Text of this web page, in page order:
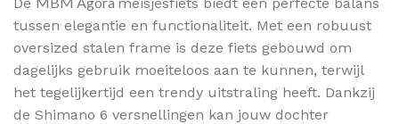
tussen elegantie en functionaliteit. Met een robuust
oversized stalen frame is deze fiets gebouwd om
dagelijks gebruik moeiteloos aan te kunnen, terwijl
het tegelijkertijd een trendy uitstraling heeft. Dankzij
de Shimano 6 versnellingen kan jouw dochter